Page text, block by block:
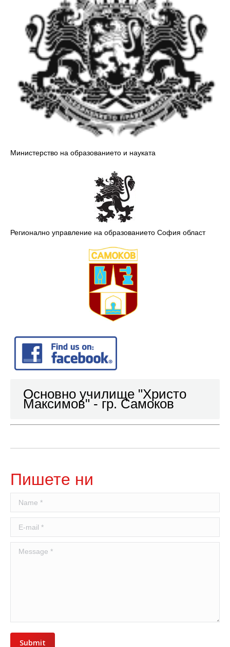
Министерство на образованието и науката
Регионално управление на образованието София област
Основно училище "Христо
Максимов" - гр. Самоков
Пишете ни
Name *
E-mail *
Message *
Submit